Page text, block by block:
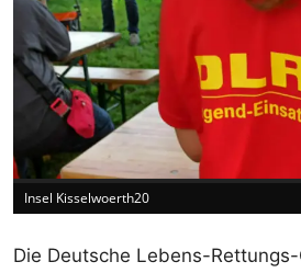
Insel Kisselwoerth20
Die Deutsche Lebens-